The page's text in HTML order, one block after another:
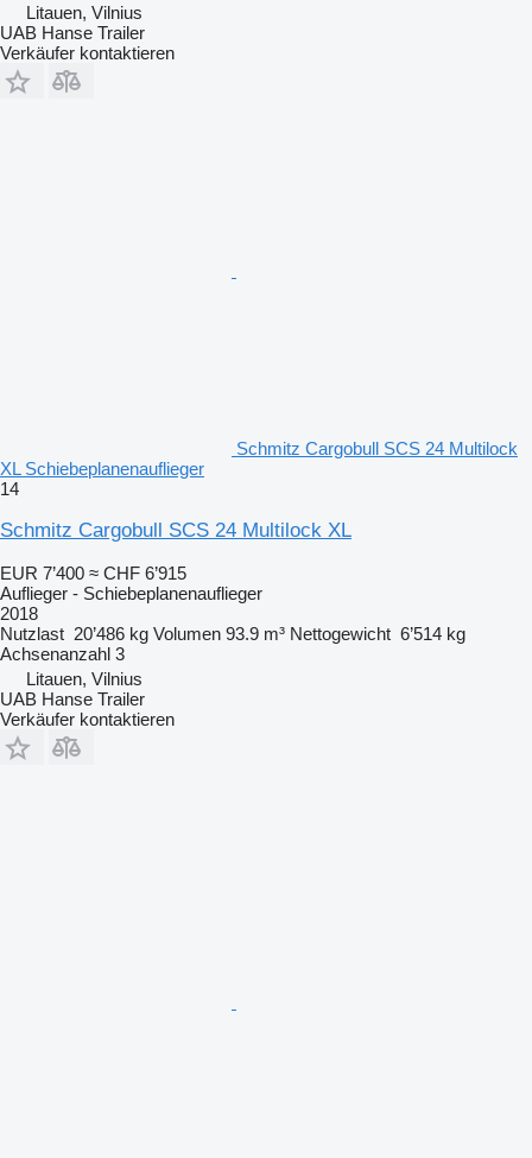
Litauen, Vilnius
UAB Hanse Trailer
Verkäufer kontaktieren
Schmitz Cargobull SCS 24 Multilock
XL Schiebeplanenauflieger
14
Schmitz Cargobull SCS 24 Multilock XL
EUR 7’400 ≈ CHF 6’915
Auflieger - Schiebeplanenauflieger
2018
Nutzlast 20’486 kg Volumen 93.9 m³ Nettogewicht 6’514 kg
Achsenanzahl 3
Litauen, Vilnius
UAB Hanse Trailer
Verkäufer kontaktieren